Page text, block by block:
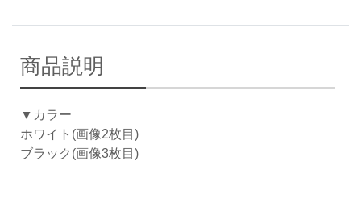
商品説明
▼カラー
ホワイト(画像2枚目)
ブラック(画像3枚目)